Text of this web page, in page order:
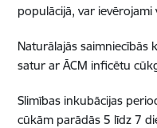
populācijā, var
Naturālajās
satur ar ĀCM inficētu
Slimības inkubācijas
cūkām parādās 5 līdz 7